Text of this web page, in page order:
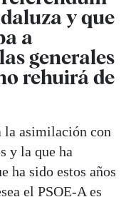
y que
a
generales
rehuirá de
la asimilación con
y la que ha
ha sido estos años
el PSOE-A es